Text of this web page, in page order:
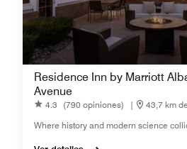
Residence Inn by Marriott
Avenue
4.3 (790 opiniones) |
43,7 km
Where history and modern science